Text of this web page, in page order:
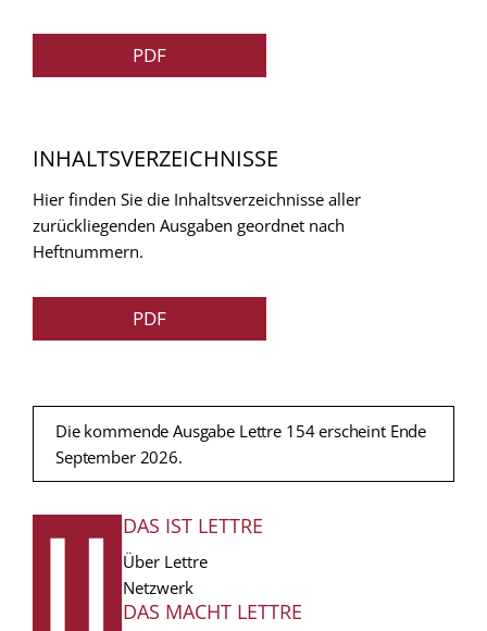
PDF
INHALTSVERZEICHNISSE
Hier finden Sie die Inhaltsverzeichnisse aller
zurückliegenden Ausgaben geordnet nach
Heftnummern.
PDF
Die kommende Ausgabe Lettre 154 erscheint Ende
September 2026.
FUSSZEILE
DAS IST LETTRE
Über Lettre
Netzwerk
DAS MACHT LETTRE